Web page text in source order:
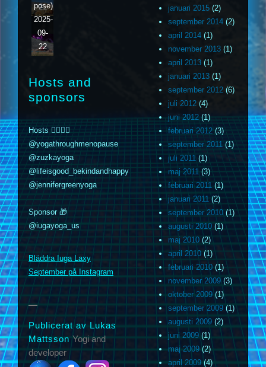
21
pose)
2025-
09-
22
Hosts and
sponsors
Hosts 🧘‍♀️🧘‍♂️
@yogathroughmenopause
@zuzkayoga
@lifeisgood_bekindandhappy
@jennifergreenyoga
Sponsor 🎁
@iugayoga_us
Bläddra Iuga Laxy
September på Instagram
Publicerat av Lukas
MattssonYogi and
developer
januari 2015 (2)
september 2014 (2)
april 2014 (1)
november 2013 (1)
april 2013 (1)
januari 2013 (1)
september 2012 (6)
juli 2012 (4)
juni 2012(1)
februari 2012(3)
september 2011 (1)
juli 2011(1)
maj 2011(3)
februari 2011 (1)
januari 2011 (2)
september 2010(1)
augusti 2010 (1)
maj 2010 (2)
april 2010 (1)
februari 2010(1)
november 2009(3)
oktober 2009(1)
september 2009 (1)
augusti 2009 (2)
juni 2009(1)
maj 2009(2)
april 2009(4)